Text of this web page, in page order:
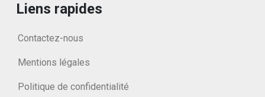
Liens rapides
Contactez-nous
Mentions légales
Politique de confidentialité